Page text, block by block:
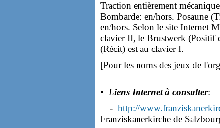
Traction entièrement
Bombarde: en/hors. Posaune
en/hors. Selon le site Internet
clavier II, le Brustwerk (Positif
(Récit) est au clavier I.
[Pour les noms des jeux de
• Liens Internet à consulter:
- http://
Franziskanerkirche de